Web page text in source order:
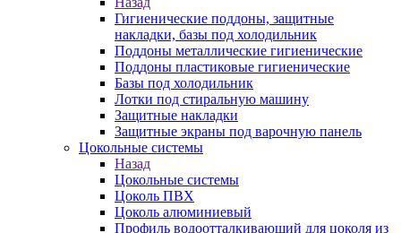
Гигиенические поддоны, защитные
накладки, базы под холодильник
Поддоны металлические гигиенические
Поддоны пластиковые гигиенические
Базы под холодильник
Лотки под стиральную машину
Защитные накладки
Защитные экраны под варочную панель
Цокольные системы
Назад
Цокольные системы
Цоколь ПВХ
Цоколь алюминиевый
Профиль водоотталкивающий для цоколя из